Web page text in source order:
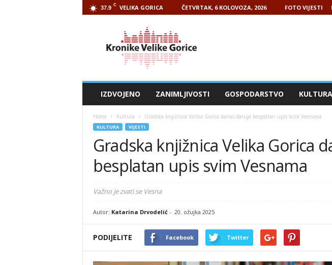
37.9 C VELIKA GORICA ČETVRTAK, 6 KOLOVOZA, 2026 FOTO VIJESTI
IZDVOJENO ZANIMLJIVOSTI GOSPODARSTVO KULTURA
Home Kultura Gradska knjižnica Velika Gorica danas daruje besplatan upis svim Vesnama
KULTURA VIJESTI
Gradska knjižnica Velika Gorica
besplatan upis svim Vesnama
Važno je zvati se Vesna
Autor: Katarina Drvodelić- 20. ožujka 2025
PODIJELITE Facebook Twitter